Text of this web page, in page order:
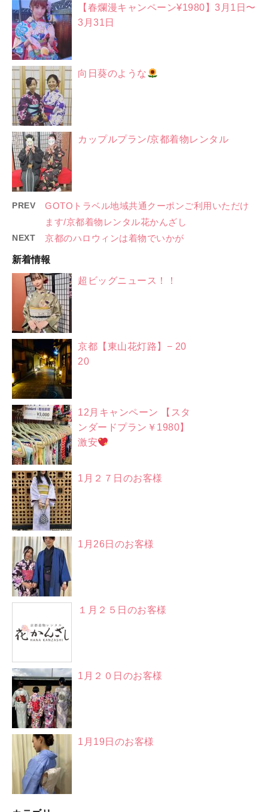
【春爛漫キャンペーン¥1980】3月1日〜
3月31日
向日葵のような
カップルプラン/京都着物レンタル
PREV
GOTOトラベル地域共通クーポンご利用いただけ
ます/京都着物レンタル花かんざし
NEXT 京都のハロウィンは着物でいかが
新着情報
超ビッグニュース！！
京都【東山花灯路】− 20
20
12月キャンペーン 【スタ
ンダードプラン￥1980】
激安
1月２７日のお客様
1月26日のお客様
１月２５日のお客様
1月２０日のお客様
1月19日のお客様